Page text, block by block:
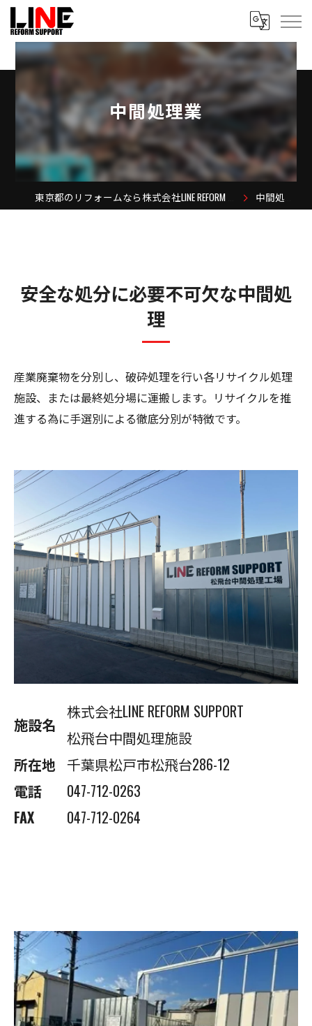
中間処理業
中間処理業
安全な処分に必要不可欠な中間処
理
産業廃棄物を分別し、破砕処理を行い各リサイクル処理
施設、または最終処分場に運搬します。リサイクルを推
進する為に手選別による徹底分別が特徴です。
施設名
株式会社LINE REFORM SUPPORT
松飛台中間処理施設
所在地 千葉県松戸市松飛台286-12
電話
047-712-0263
FAX
047-712-0264